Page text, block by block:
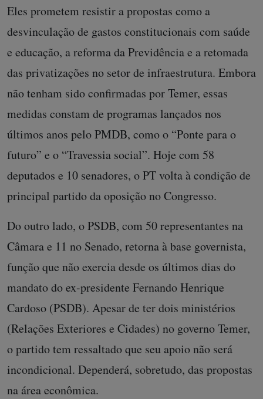
Eles prometem resistir a propostas como a
desvinculação de gastos constitucionais com saúde
e educação, a reforma da Previdência e a retomada
das privatizações no setor de infraestrutura. Embora
não tenham sido confirmadas por Temer, essas
medidas constam de programas lançados nos
últimos anos pelo PMDB, como o “Ponte para o
futuro” e o “Travessia social”. Hoje com 58
deputados e 10 senadores, o PT volta à condição de
principal partido da oposição no Congresso.
Do outro lado, o PSDB, com 50 representantes na
Câmara e 11 no Senado, retorna à base governista,
função que não exercia desde os últimos dias do
mandato do ex-presidente Fernando Henrique
Cardoso (PSDB). Apesar de ter dois ministérios
(Relações Exteriores e Cidades) no governo Temer,
o partido tem ressaltado que seu apoio não será
incondicional. Dependerá, sobretudo, das propostas
na área econômica.